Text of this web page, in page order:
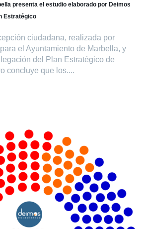
presenta el estudio elaborado por Deimos
Estratégico
ciudadana, realizada por
el Ayuntamiento de Marbella, y
del Plan Estratégico de
concluye que los....